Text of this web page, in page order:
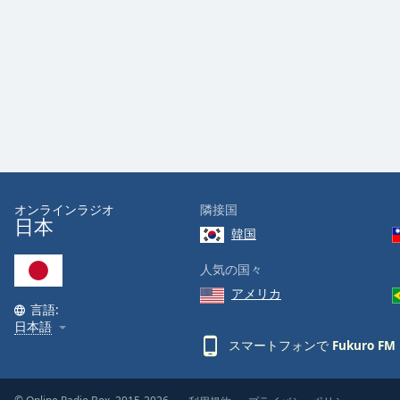
window.
Beginning
dialog
window.
Escape
will
and
オンラインラジオ
日本
言語:
日本語
隣接国
韓国
人気の国々
アメリカ
スマートフォンで Fukuro FM